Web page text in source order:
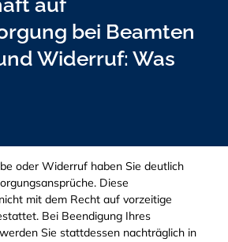
bei Beamten
Widerruf: Was
oder Widerruf haben Sie deutlich
Diese
mit dem Recht auf vorzeitige
Bei Beendigung Ihres
Sie stattdessen nachträglich in